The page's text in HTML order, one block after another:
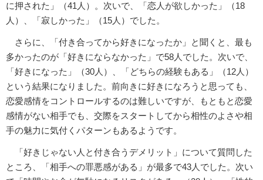
に押された」（41人）。次いで、「恋人が欲しかった」（18
人）、「寂しかった」（15人）でした。
さらに、「付き合ってから好きになったか」と聞くと、最も
多かったのが「好きにならなかった」で58人でした。次いで、
「好きになった」（30人）、「どちらの経験もある」（12人）
という結果になりました。前向きに好きになろうと思っても、
恋愛感情をコントロールするのは難しいですが、もともと恋愛
感情がない相手でも、交際をスタートしてから相性のよさや相
手の魅力に気付くパターンもあるようです。
「好きじゃない人と付き合うデメリット」について質問した
ところ、「相手への罪悪感がある」が最多で43人でした。次い